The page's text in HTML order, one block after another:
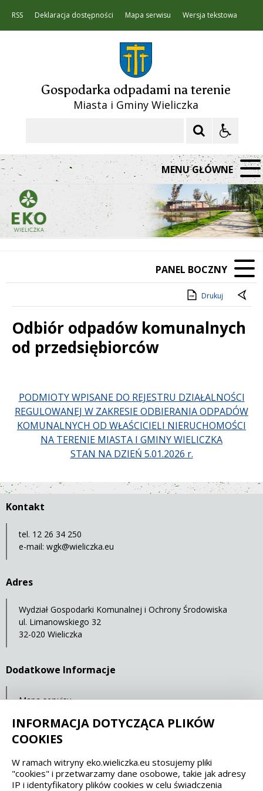
RSS Deklaracja dostępności Mapa serwisu Wersja tekstowa
Gospodarka odpadami na terenie
Miasta i Gminy Wieliczka
MENU GŁÓWNE
PANEL BOCZNY
Drukuj
Odbiór odpadów komunalnych
od przedsiębiorców
PODMIOTY WPISANE DO REJESTRU DZIAŁALNOŚCI
REGULOWANEJ W ZAKRESIE ODBIERANIA ODPADÓW
KOMUNALNYCH OD WŁAŚCICIELI NIERUCHOMOŚCI
NA TERENIE MIASTA I GMINY WIELICZKA
STAN NA DZIEŃ 5.01.2026 r.
Kontakt
tel. 12 26 34 250
e-mail: wgk@wieliczka.eu
Adres
Wydział Gospodarki Komunalnej i Ochrony Środowiska
ul. Limanowskiego 32
32-020 Wieliczka
Dodatkowe Informacje
Mapa serwisu
Statystyki oglądalności
Spełniamy standardy dostępności oraz W3C
WCAG 2.1 SECTION 508 EAA/EN 301549
INFORMACJA DOTYCZĄCA PLIKÓW
COOKIES
W ramach witryny eko.wieliczka.eu stosujemy pliki
"cookies" i przetwarzamy dane osobowe, takie jak adresy
IP i identyfikatory plików cookies w celu świadczenia